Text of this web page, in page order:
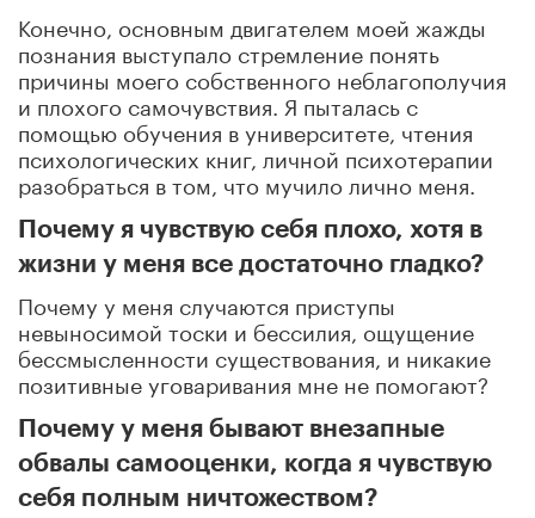
Конечно, основным двигателем моей жажды
познания выступало стремление понять
причины моего собственного неблагополучия
и плохого самочувствия. Я пыталась с
помощью обучения в университете, чтения
психологических книг, личной психотерапии
разобраться в том, что мучило лично меня.
Почему я чувствую себя плохо, хотя в
жизни у меня все достаточно гладко?
Почему у меня случаются приступы
невыносимой тоски и бессилия, ощущение
бессмысленности существования, и никакие
позитивные уговаривания мне не помогают?
Почему у меня бывают внезапные
обвалы самооценки, когда я чувствую
себя полным ничтожеством?